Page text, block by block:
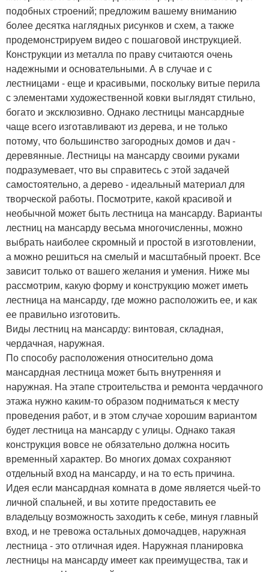
подобных строений; предложим вашему вниманию
более десятка наглядных рисунков и схем, а также
продемонстрируем видео с пошаговой инструкцией.
Конструкции из металла по праву считаются очень
надежными и основательными. А в случае и с
лестницами - еще и красивыми, поскольку витые перила
с элементами художественной ковки выглядят стильно,
богато и эксклюзивно. Однако лестницы мансардные
чаще всего изготавливают из дерева, и не только
потому, что большинство загородных домов и дач -
деревянные. Лестницы на мансарду своими руками
подразумевает, что вы справитесь с этой задачей
самостоятельно, а дерево - идеальный материал для
творческой работы. Посмотрите, какой красивой и
необычной может быть лестница на мансарду. Варианты
лестниц на мансарду весьма многочисленны, можно
выбрать наиболее скромный и простой в изготовлении,
а можно решиться на смелый и масштабный проект. Все
зависит только от вашего желания и умения. Ниже мы
рассмотрим, какую форму и конструкцию может иметь
лестница на мансарду, где можно расположить ее, и как
ее правильно изготовить.
Виды лестниц на мансарду: винтовая, складная,
чердачная, наружная.
По способу расположения относительно дома
мансардная лестница может быть внутренняя и
наружная. На этапе строительства и ремонта чердачного
этажа нужно каким-то образом подниматься к месту
проведения работ, и в этом случае хорошим вариантом
будет лестница на мансарду с улицы. Однако такая
конструкция вовсе не обязательно должна носить
временный характер. Во многих домах сохраняют
отдельный вход на мансарду, и на то есть причина.
Идея если мансардная комната в доме является чьей-то
личной спальней, и вы хотите предоставить ее
владельцу возможность заходить к себе, минуя главный
вход, и не тревожа остальных домочадцев, наружная
лестница - это отличная идея. Наружная планировка
лестницы на мансарду имеет как преимущества, так и